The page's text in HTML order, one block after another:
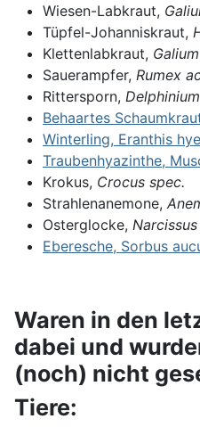
Wiesen-Labkraut,
Tüpfel-Johanniskraut,
Klettenlabkraut,
Sauerampfer, Rumex
Rittersporn,
Behaartes
Winterling, Eranthis
Traubenhyazinthe,
Krokus, Crocus spec.
Strahlenanemone,
Osterglocke,
Eberesche, Sorbus
Waren in den
dabei und
(noch) nicht
Tiere: